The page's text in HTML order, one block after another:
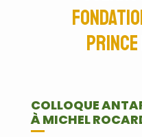
Prince
COLLOQUE
À MICHEL